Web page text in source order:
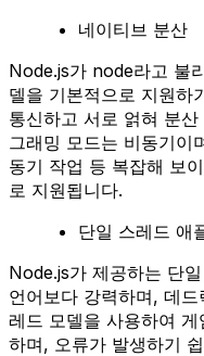
네이티브 분산
Node.js가 node라고 불
델을 기본적으로 지원하
통신하고 서로 얽혀 분
그래밍 모드는 비동기이
동기 작업 등 복잡해 보
로 지원됩니다.
단일 스레드 애
Node.js가 제공하는 단
언어보다 강력하며, 데
레드 모델을 사용하여
하며, 오류가 발생하기